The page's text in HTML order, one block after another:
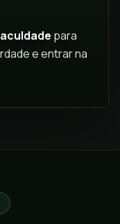
para
e entrar na